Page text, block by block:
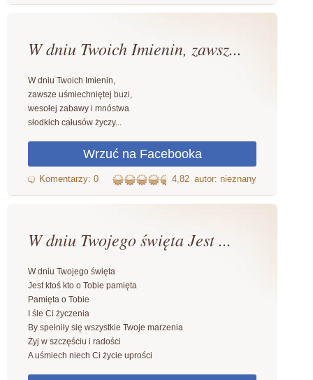
W dniu Twoich Imienin, zawsz...
W dniu Twoich Imienin,
zawsze uśmiechniętej buzi,
wesołej zabawy i mnóstwa
słodkich całusów życzy...
4,82 autor: nieznany
W dniu Twojego święta Jest ...
W dniu Twojego święta
Jest ktoś kto o Tobie pamięta
Pamięta o Tobie
I śle Ci życzenia
By spełniły się wszystkie Twoje marzenia
Żyj w szczęściu i radości
A uśmiech niech Ci życie uprości